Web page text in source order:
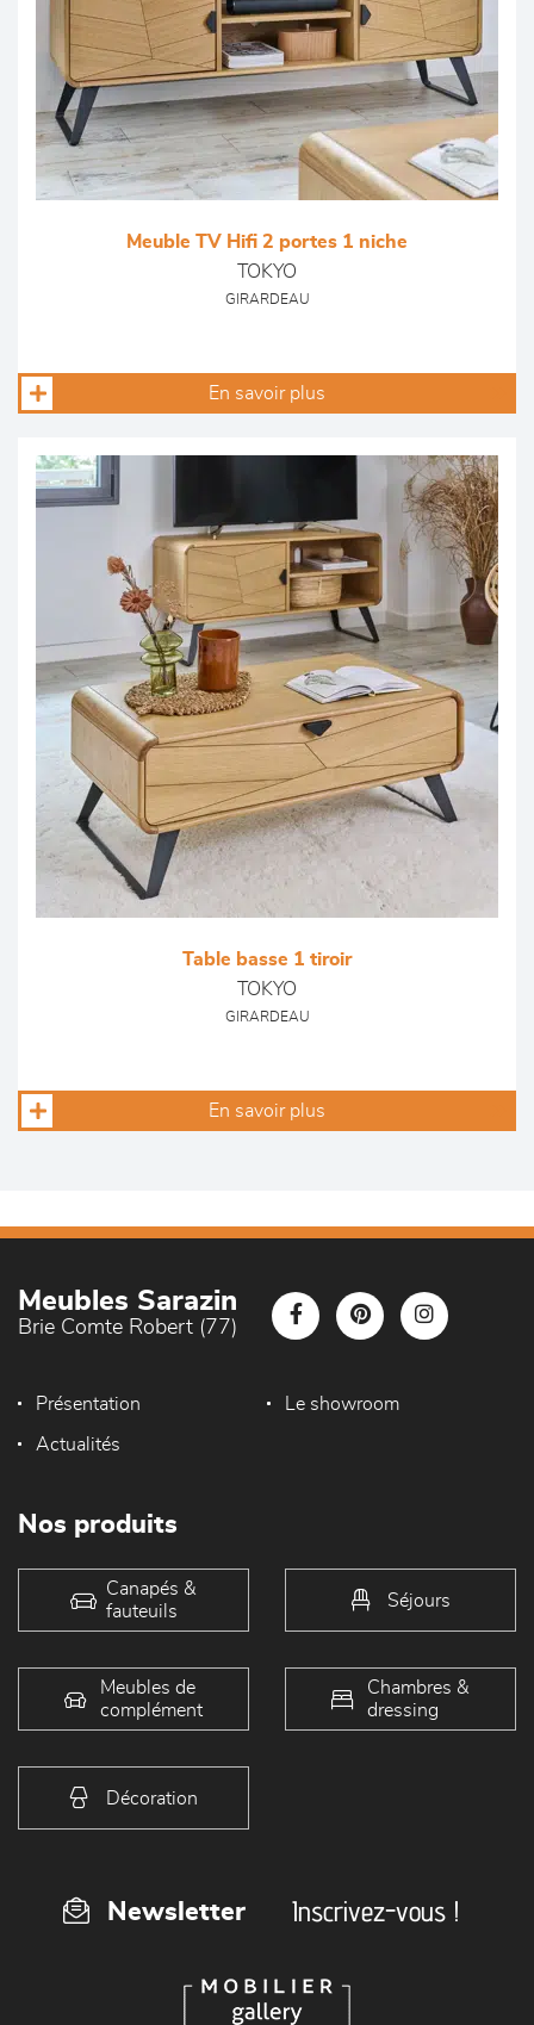
Meuble TV Hifi 2 portes 1 niche
TOKYO
GIRARDEAU
En savoir plus
Table basse 1 tiroir
TOKYO
GIRARDEAU
En savoir plus
Meubles Sarazin
Brie Comte Robert (77)
Présentation Le showroom
Actualités
Nos produits
Canapés &
fauteuils
Séjours
Meubles de
complément
Chambres &
dressing
Décoration
Newsletter Inscrivez-vous !